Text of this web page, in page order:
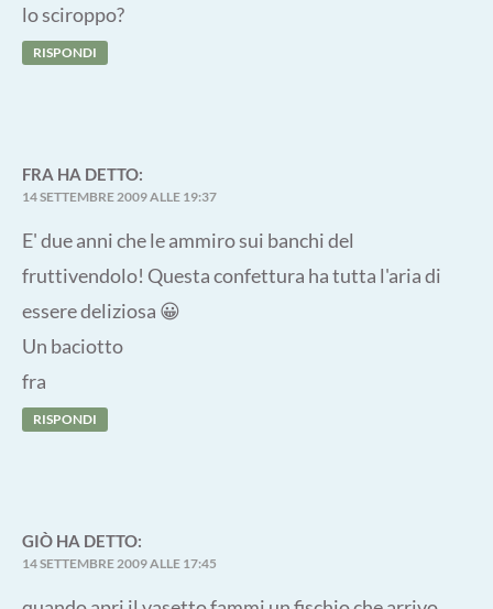
lo sciroppo?
RISPONDI
FRA HA DETTO:
14 SETTEMBRE 2009 ALLE 19:37
E' due anni che le ammiro sui banchi del
fruttivendolo! Questa confettura ha tutta l'aria di
essere deliziosa 😀
Un baciotto
fra
RISPONDI
GIÒ HA DETTO:
14 SETTEMBRE 2009 ALLE 17:45